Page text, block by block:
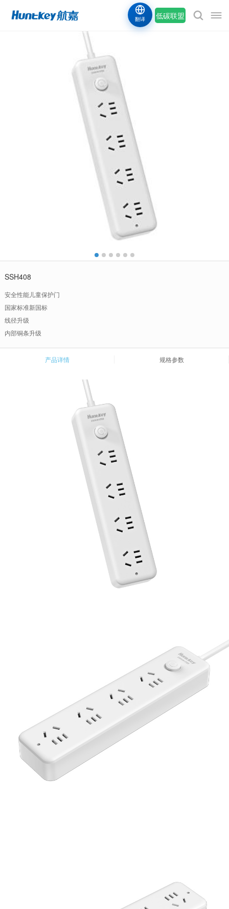
低碳联盟
翻译
SSH408
安全性能儿童保护门
国家标准新国标
线径升级
内部铜条升级
产品详情 规格参数